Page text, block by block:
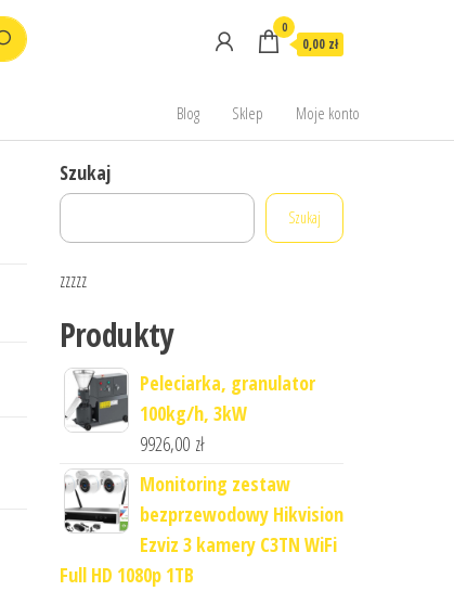
0
0,00 zł
Blog Sklep Moje konto
Szukaj
Szukaj
zzzzz
Produkty
Peleciarka, granulator
100kg/h, 3kW
9926,00 zł
Monitoring zestaw
bezprzewodowy Hikvision
Ezviz 3 kamery C3TN WiFi
Full HD 1080p 1TB